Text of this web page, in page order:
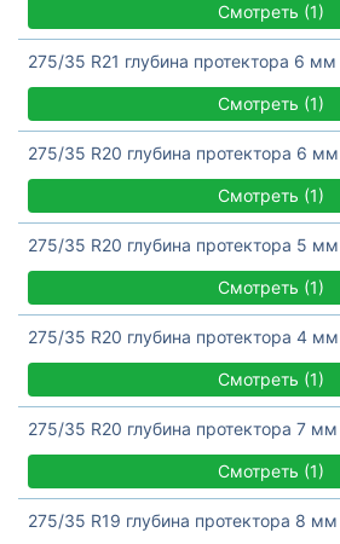
Смотреть (1)
275/35 R21 глубина протектора 6 мм
Смотреть (1)
275/35 R20 глубина протектора 6 мм
Смотреть (1)
275/35 R20 глубина протектора 5 мм
Смотреть (1)
275/35 R20 глубина протектора 4 мм
Смотреть (1)
275/35 R20 глубина протектора 7 мм
Смотреть (1)
275/35 R19 глубина протектора 8 мм